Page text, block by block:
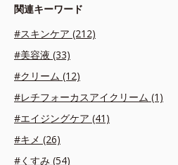
関連キーワード
#スキンケア (212)
#美容液 (33)
#クリーム (12)
#レチフォーカスアイクリーム (1)
#エイジングケア (41)
#キメ (26)
#くすみ (54)